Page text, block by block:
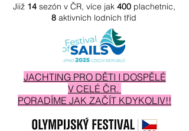
Jiiž 14sezón v ČR, více jak 400plachetnic,
8 aktivních lodních tříd
JACHTING PRO DĚTI I DOSPĚLÉ
V CELÉ ČR.
PORADÍME JAK ZAČÍT KDYKOLIV!!